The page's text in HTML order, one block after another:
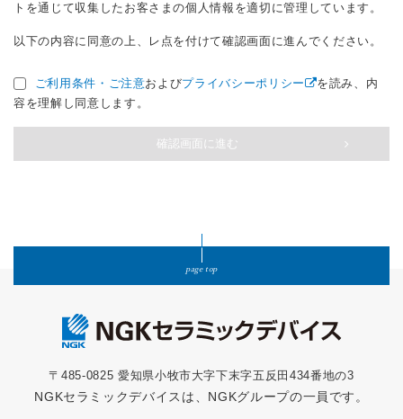
トを通じて収集したお客さまの個人情報を適切に管理しています。
以下の内容に同意の上、レ点を付けて確認画面に進んでください。
ご利用条件・ご注意およびプライバシーポリシー
を読み、内
容を理解し同意します。
確認画面に進む
page top
〒485-0825 愛知県小牧市大字下末字五反田434番地の3
NGKセラミックデバイスは、NGKグループの一員です。